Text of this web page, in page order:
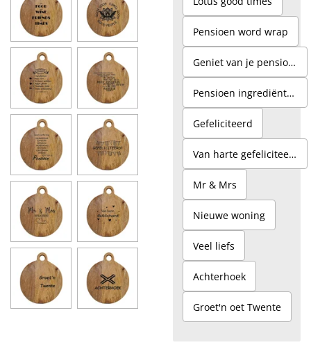
Pensioen word wrap
Geniet van je pensioen
Pensioen ingrediënten
Gefeliciteerd
Van harte gefeliciteerd
Mr & Mrs
Nieuwe woning
Veel liefs
Achterhoek
Groet'n oet Twente